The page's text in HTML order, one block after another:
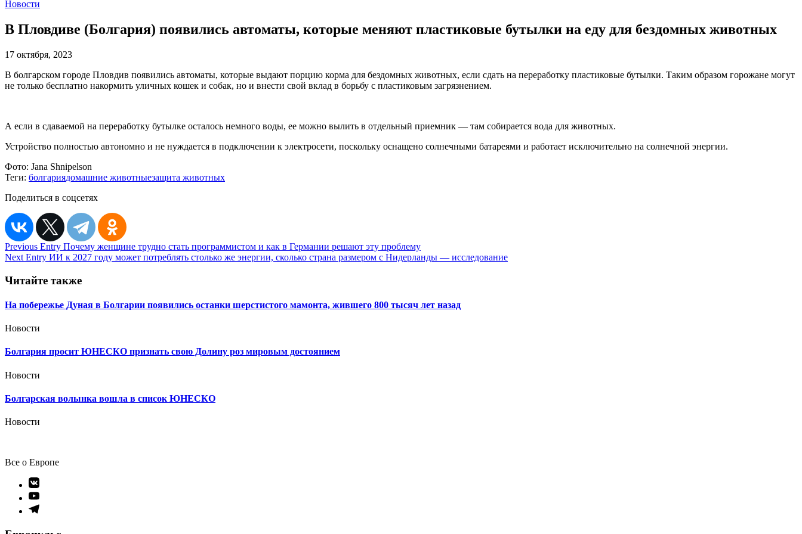
Новости
В Пловдиве (Болгария) появились автоматы, которые меняют пластиковые бутылки на еду для бездомных животных
17 октября, 2023
В болгарском городе Пловдив появились автоматы, которые выдают порцию корма для бездомных животных, если сдать на переработку пластиковые бутылки. Таким образом горожане могут
не только бесплатно накормить уличных кошек и собак, но и внести свой вклад в борьбу с пластиковым загрязнением.
А если в сдаваемой на переработку бутылке осталось немного воды, ее можно вылить в отдельный приемник — там собирается вода для животных.
Устройство полностью автономно и не нуждается в подключении к электросети, поскольку оснащено солнечными батареями и работает исключительно на солнечной энергии.
Фото: Jana Shnipelson
Теги: болгариядомашние животныезащита животных
Поделиться в соцсетях
Навигация
по
записям
Previous Entry Почему женщине трудно стать программистом и как в Германии решают эту проблему
Next Entry ИИ к 2027 году может потреблять столько же энергии, сколько страна размером с Нидерланды — исследование
Читайте также
На побережье Дуная в Болгарии появились останки шерстистого мамонта, жившего 800 тысяч лет назад
Новости
Болгария просит ЮНЕСКО признать свою Долину роз мировым достоянием
Новости
Болгарская волынка вошла в список ЮНЕСКО
Новости
Все о Европе
Элемент
меню
Элемент
меню
Элемент